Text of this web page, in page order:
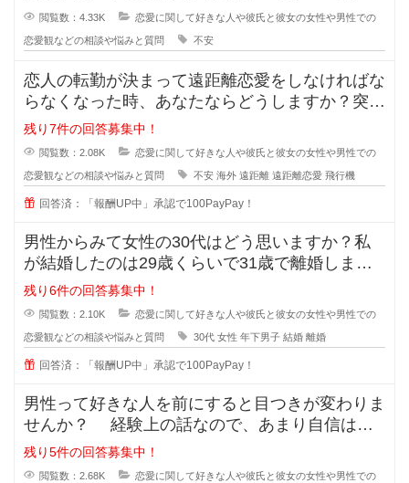
るのが当たり前になってしまってる
閲覧数：4.33K 恋愛に関して好きな人や彼氏と彼女の女性や男性での
恋愛観などの相談や悩みと質問 不安
恋人の転勤が決まって遠距離恋愛をしなければな
らなくなった時、あなたならどうしますか？突然
恋人の転勤が決まって遠距離に..
残り7件の回答募集中！
閲覧数：2.08K 恋愛に関して好きな人や彼氏と彼女の女性や男性での
恋愛観などの相談や悩みと質問 不安 海外 遠距離 遠距離恋愛 飛行機
回答済：「報酬UP中」承認で100PayPay！
男性からみて女性の30代はどう思いますか？私
が結婚したのは29歳くらいで31歳で離婚しまし
たが、30歳の誕生日の時に元旦
残り6件の回答募集中！
閲覧数：2.10K 恋愛に関して好きな人や彼氏と彼女の女性や男性での
恋愛観などの相談や悩みと質問 30代 女性 年下男子 結婚 離婚
回答済：「報酬UP中」承認で100PayPay！
男性って好きな人を前にすると目つきが変わりま
せんか？ 経験上の話なので、あまり自信はな
いのですが... なんというか、
残り5件の回答募集中！
閲覧数：2.68K 恋愛に関して好きな人や彼氏と彼女の女性や男性での